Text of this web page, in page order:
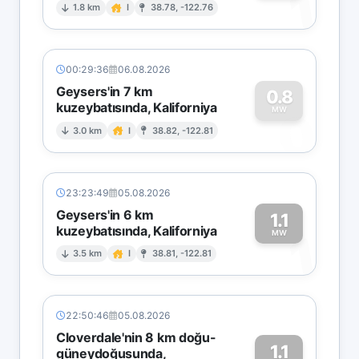
1.8 km I 38.78, -122.76
00:29:36 06.08.2026
Geysers'in 7 km
kuzeybatısında, Kaliforniya
3.0 km I 38.82, -122.81
0.8
MW
0
23:23:49 05.08.2026
Geysers'in 6 km
kuzeybatısında, Kaliforniya
3.5 km I 38.81, -122.81
1.1
MW1
22:50:46 05.08.2026
Cloverdale'nin 8 km doğu-
güneydoğusunda,
1.1